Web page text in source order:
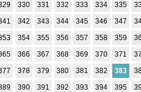
330 331 332 333 334 335
342 343 344 345 346 347
354 355 356 357 358 359
366 367 368 369 370 371
378 379 380 381 382 383
390 391 392 393 394 395